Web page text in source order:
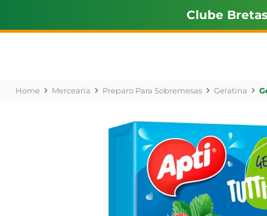
Clube Bretas
Mercearia Preparo Para Sobremesas Gelatina